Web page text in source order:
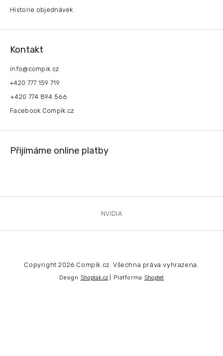
Historie objednávek
Kontakt
info@ compik.cz
+420 777 159 719
+420 774 894 566
Facebook Compík.cz
Přijímáme online platby
NVIDIA
Copyright 2026 Compík.cz. Všechna práva vyhrazena.
Design Shoptak.cz| Platforma Shoptet